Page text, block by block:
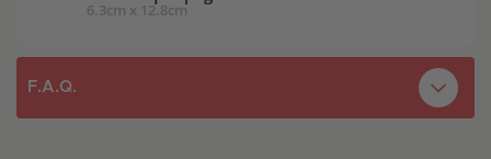
6.3cm x 12.8cm
F.A.Q.